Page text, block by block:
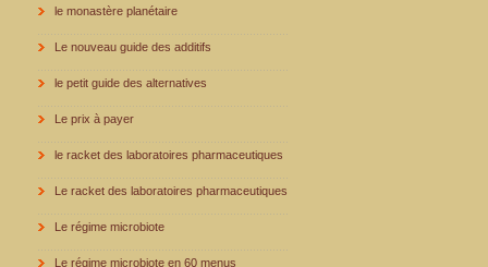
le monastère planétaire
Le nouveau guide des additifs
le petit guide des alternatives
Le prix à payer
le racket des laboratoires pharmaceutiques
Le racket des laboratoires pharmaceutiques
Le régime microbiote
Le régime microbiote en 60 menus